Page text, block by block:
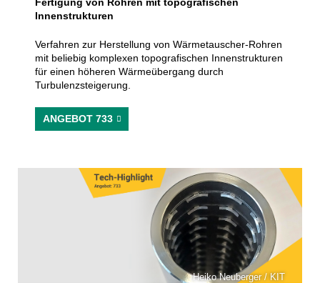
Eintritt ist frei.
Innenstrukturen
Verfahren zur Herstellung von Wärmetauscher-Rohren
mit beliebig komplexen topografischen Innenstrukturen
für einen höheren Wärmeübergang durch
Turbulenzsteigerung.
ANGEBOT 733
Heiko Neuberger / KIT